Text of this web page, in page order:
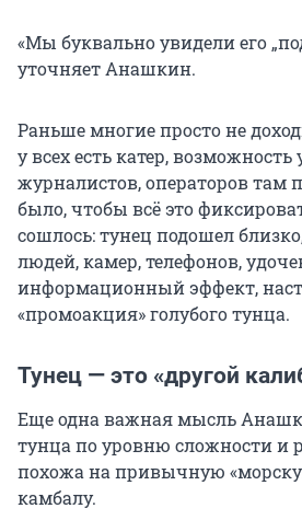
«Мы буквально увидели его
уточняет Анашкин.
Раньше многие просто не
у всех есть катер,
журналистов, операторов там
было, чтобы всё это
сошлось: тунец подошел
людей, камер, телефонов,
информационный эффект,
«промоакция» голубого тунца.
Тунец — это «другой
Еще одна важная мысль
тунца по уровню сложности и
похожа на привычную
камбалу.